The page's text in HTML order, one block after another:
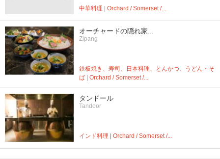
中華料理 | Orchard / Somerset /...
オーチャードの隠れ家...
Zipang
鉄板焼き、寿司、日本料理、とんかつ、うどん・そ
ば | Orchard / Somerset /...
タンドール
Tandoor
インド料理 | Orchard / Somerset /...